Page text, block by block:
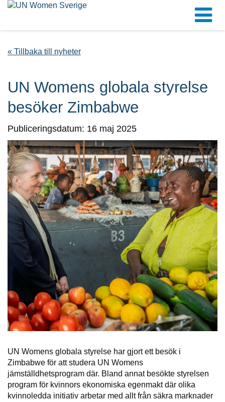
« Tillbaka till nyheter
UN Womens globala styrelse
besöker Zimbabwe
Publiceringsdatum: 16 maj 2025
UN Womens globala styrelse har gjort ett besök i
Zimbabwe för att studera UN Womens
jämställdhetsprogram där. Bland annat besökte styrelsen
program för kvinnors ekonomiska egenmakt där olika
kvinnoledda initiativ arbetar med allt från säkra marknader